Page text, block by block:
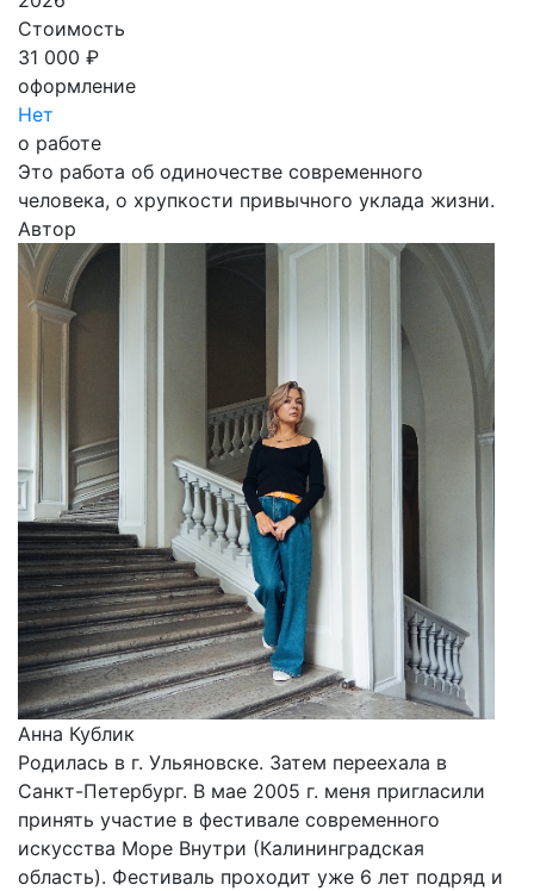
Стоимость
31 000 ₽
оформление
Нет
о работе
Это работа об одиночестве современного
человека, о хрупкости привычного уклада жизни.
Автор
Анна Кублик
Родилась в г. Ульяновске. Затем переехала в
Санкт-Петербург. В мае 2005 г. меня пригласили
принять участие в фестивале современного
искусства Море Внутри (Калининградская
область). Фестиваль проходит уже 6 лет подряд и